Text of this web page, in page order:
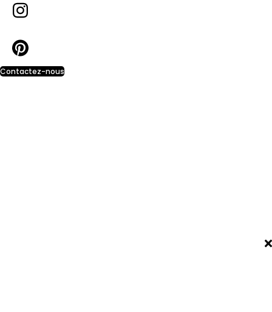
Contactez-nous